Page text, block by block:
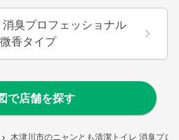
木津川市のニャンとも清潔トイレ 消臭プロ
臭プロフェッショナル
香タイプ
で店舗を探す